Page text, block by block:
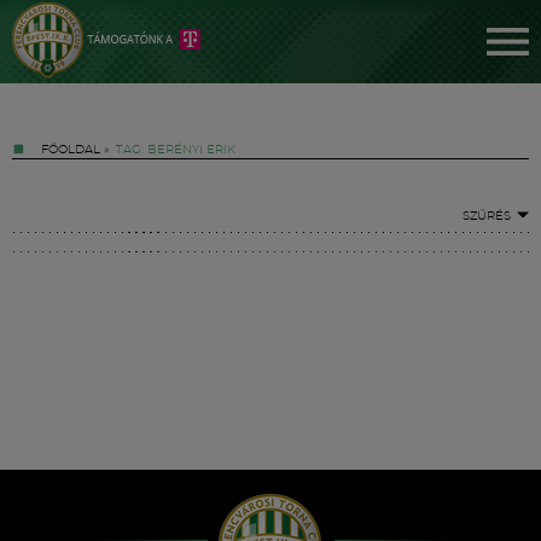
FŐOLDAL » TAG: BERÉNYI ERIK
SZŰRÉS
Hírek